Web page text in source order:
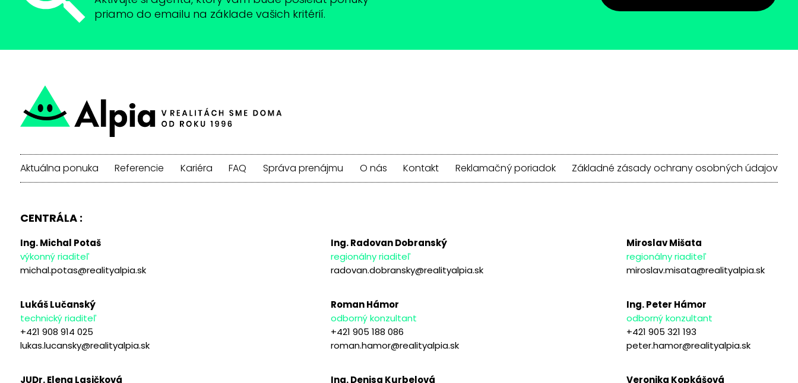
priamo do emailu na základe vašich kritérií.
Aktuálna ponuka Referencie Kariéra FAQ Správa prenájmu O nás Kontakt Reklamačný poriadok Základné zásady ochrany osobných údajov
CENTRÁLA :
Ing. Michal Potaš
výkonný riaditeľ
michal.potas@realityalpia.sk
Ing. Radovan Dobranský
regionálny riaditeľ
radovan.dobransky@realityalpia.sk
Miroslav Mišata
regionálny riaditeľ
miroslav.misata@realityalpia.sk
Lukáš Lučanský
technický riaditeľ
+421 908 914 025
lukas.lucansky@realityalpia.sk
Roman Hámor
odborný konzultant
+421 905 188 086
roman.hamor@realityalpia.sk
Ing. Peter Hámor
odborný konzultant
+421 905 321 193
peter.hamor@realityalpia.sk
JUDr. Elena Lasičková Ing. Denisa Kurbelová Veronika Kopkášová